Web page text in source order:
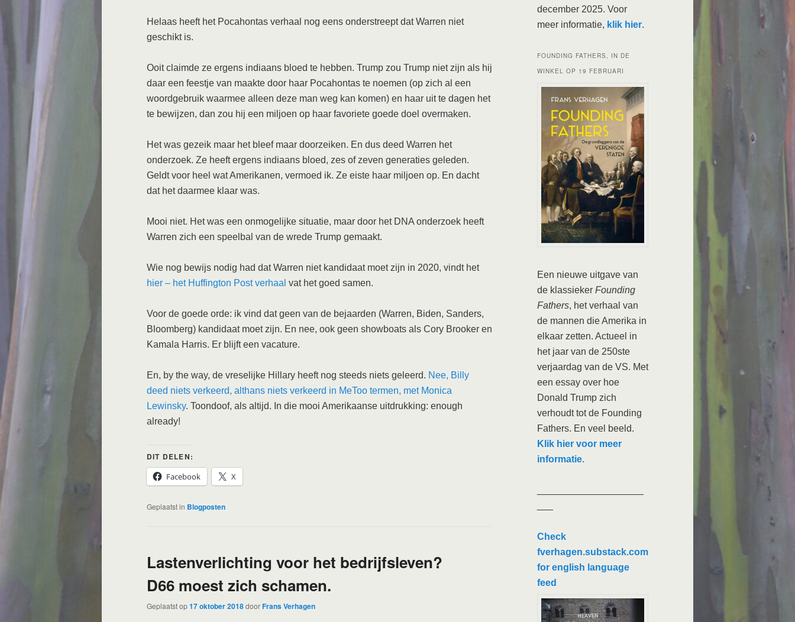
Helaas heeft het Pocahontas verhaal nog eens onderstreept dat Warren niet
geschikt is.
Ooit claimde ze ergens indiaans bloed te hebben. Trump zou Trump niet zijn als hij
daar een feestje van maakte door haar Pocahontas te noemen (op zich al een
woordgebruik waarmee alleen deze man weg kan komen) en haar uit te dagen het
te bewijzen, dan zou hij een miljoen op haar favoriete goede doel overmaken.
Het was gezeik maar het bleef maar doorzeiken. En dus deed Warren het
onderzoek. Ze heeft ergens indiaans bloed, zes of zeven generaties geleden.
Geldt voor heel wat Amerikanen, vermoed ik. Ze eiste haar miljoen op. En dacht
dat het daarmee klaar was.
Mooi niet. Het was een onmogelijke situatie, maar door het DNA onderzoek heeft
Warren zich een speelbal van de wrede Trump gemaakt.
Wie nog bewijs nodig had dat Warren niet kandidaat moet zijn in 2020, vindt het
hier – het Huffington Post verhaal vat het goed samen.
Voor de goede orde: ik vind dat geen van de bejaarden (Warren, Biden, Sanders,
Bloomberg) kandidaat moet zijn. En nee, ook geen showboats als Cory Brooker en
Kamala Harris. Er blijft een vacature.
En, by the way, de vreselijke Hillary heeft nog steeds niets geleerd. Nee, Billy
deed niets verkeerd, althans niets verkeerd in MeToo termen, met Monica
Lewinsky. Toondoof, als altijd. In die mooi Amerikaanse uitdrukking: enough
already!
DIT DELEN:
Facebook
X
Geplaatst in Blogposten
Lastenverlichting voor het bedrijfsleven?
D66 moest zich schamen.
Geplaatst op17 oktober 2018doorFrans Verhagen
december 2025. Voor
meer informatie, klik hier.
FOUNDING FATHERS, IN DE
WINKEL OP 19 FEBRUARI
Een nieuwe uitgave van
de klassieker Founding
Fathers, het verhaal van
de mannen die Amerika in
elkaar zetten. Actueel in
het jaar van de 250ste
verjaardag van de VS. Met
een essay over hoe
Donald Trump zich
verhoudt tot de Founding
Fathers. En veel beeld.
Klik hier voor meer
informatie.
Check
fverhagen.substack.com
for english language
feed